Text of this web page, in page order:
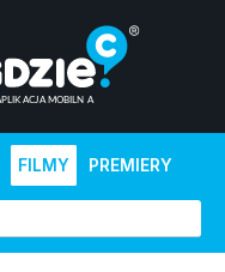
FILMY PREMIERY